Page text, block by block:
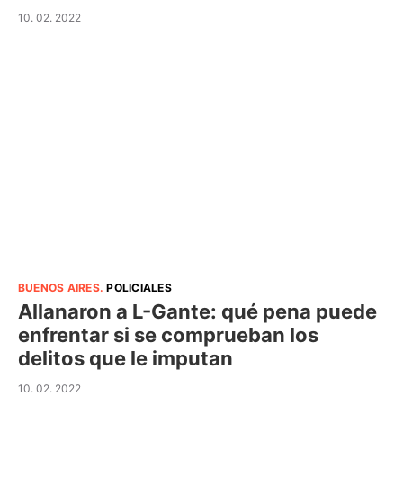
10. 02. 2022
BUENOS AIRES.POLICIALES
Allanaron a L-Gante: qué pena puede
enfrentar si se comprueban los
delitos que le imputan
10. 02. 2022